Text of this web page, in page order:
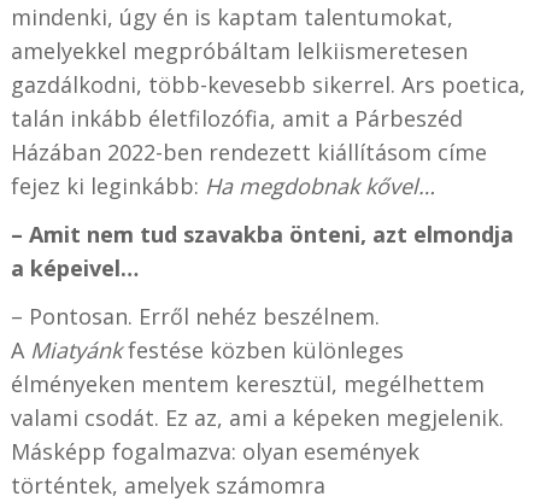
mindenki, úgy én is kaptam talentumokat,
amelyekkel megpróbáltam lelkiismeretesen
gazdálkodni, több-kevesebb sikerrel. Ars poetica,
talán inkább életfilozófia, amit a Párbeszéd
Házában 2022-ben rendezett kiállításom címe
fejez ki leginkább: Ha megdobnak kővel…
– Amit nem tud szavakba önteni, azt elmondja
a képeivel…
– Pontosan. Erről nehéz beszélnem.
A Miatyánkfestése közben különleges
élményeken mentem keresztül, megélhettem
valami csodát. Ez az, ami a képeken megjelenik.
Másképp fogalmazva: olyan események
történtek, amelyek számomra